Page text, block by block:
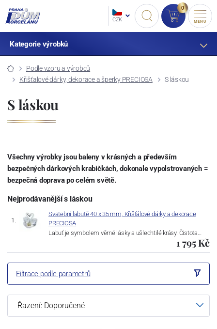
CZK
0
MENU
Kategorie výrobků
Podle vzoru a výrobců
Křišťalové dárky, dekorace a šperky PRECIOSA
S láskou
S láskou
Všechny výrobky jsou baleny v krásných a především
bezpečných dárkových krabičkách, dokonale vypolstrovaných =
bezpečná doprava po celém světě.
Nejprodávanější s láskou
Svatební labutě 40 x 35 mm, Křišťálové dárky a dekorace
PRECIOSA
Labuť je symbolem věrné lásky a ušlechtilé krásy. Čistota…
1 795 Kč
Filtrace podle parametrů